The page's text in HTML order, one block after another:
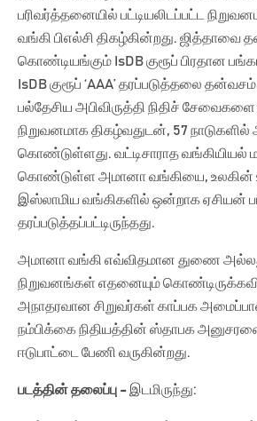
பரிவர்த்தனையில் பட்டியலிடப்பட்ட
வங்கி பிஎல்சி திகழ்கின்றது. ஜித்தாவை
கொண்டியங்கும் IsDB குரூப் பிரதான
IsDB குரூப் ‘AAA’ தரப்படுத்தலை
பல்தேசிய அபிவிருத்தி நிதிச்
நிறுவனமாக திகழ்வதுடன், 57
கொண்டுள்ளது. வட்டிசாராத வங்கியியல்
கொண்டுள்ள அமானா வங்கியை, உலகின்
இஸ்லாமிய வங்கிகளில் ஒன்றாக ஏசியன்
தரப்படுத்தப்பட்டிருந்தது.
அமானா வங்கி எவ்விதமான துணை
நிறுவனங்கள் எதனையும்
அநாதரவான சிறுவர்கள் காப்பக
நம்பிக்கை நிதியத்தின் ஸ்தாபக
ஈடுபாட்டை பேணி வருகின்றது.
படத்தின் தலைப்பு - இடமிருந்து: